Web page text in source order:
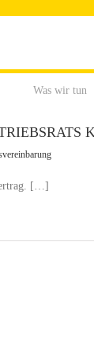
Was wir tun
[…]